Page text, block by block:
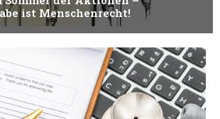
ist Menschenrecht!